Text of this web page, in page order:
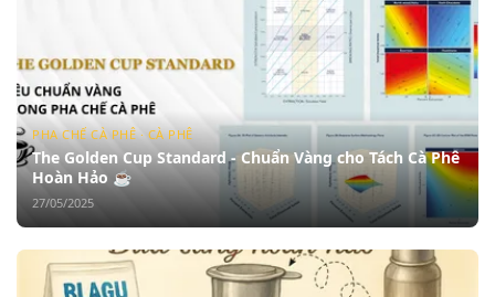
PHA CHẾ CÀ PHÊ · CÀ PHÊ
The Golden Cup Standard - Chuẩn Vàng cho Tách Cà Phê
Hoàn Hảo ☕
27/05/2025